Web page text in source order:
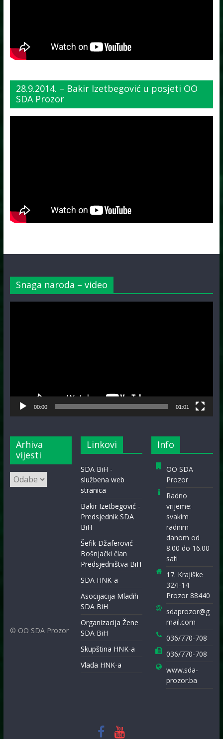
28.9.2014. – Bakir Izetbegović u posjeti OO
SDA Prozor
Snaga naroda – video
00:00 01:01
Arhiva
vijesti
Arhiva
vijesti
© OO SDA Prozor
Linkovi
SDA BiH -
službena web
stranica
Bakir Izetbegović -
Predsjednik SDA
BiH
Šefik Džaferović -
Bošnjački član
Predsjedništva BiH
SDA HNK-a
Asocijacija Mladih
SDA BiH
Organizacija Žene
SDA BiH
Skupština HNK-a
Vlada HNK-a
Info
OO SDA
Prozor
Radno
vrijeme:
svakim
radnim
danom od
8.00 do 16.00
sati
17. Krajiške
32/I-14
Prozor 88440
sdaprozor@g
mail.com
036/770-708
036/770-708
www.sda-
prozor.ba